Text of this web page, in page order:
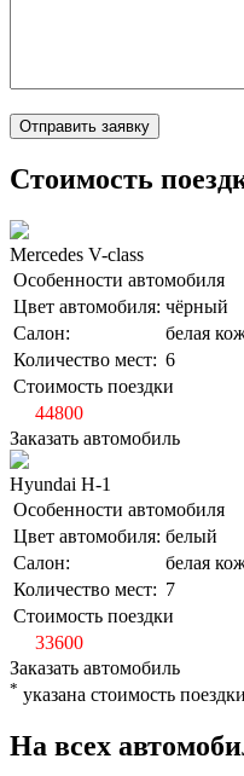
Стоимость
Mercedes V-class
Особенности автомобиля
Цвет автомобиля: чёрный
Салон:
белая
Количество мест: 6
Стоимость поездки
44800
Заказать автомобиль
Hyundai H-1
Особенности автомобиля
Цвет автомобиля: белый
Салон:
белая
Количество мест: 7
Стоимость поездки
33600
Заказать автомобиль
* указана стоимость
На всех